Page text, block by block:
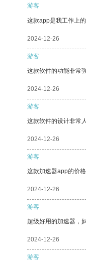
游客
这款app是我工作上
2024-12-26
游客
这款软件的功能非常
2024-12-26
游客
这款软件的设计非常
2024-12-26
游客
这款加速器app的价
2024-12-26
游客
超级好用的加速器，
2024-12-26
游客